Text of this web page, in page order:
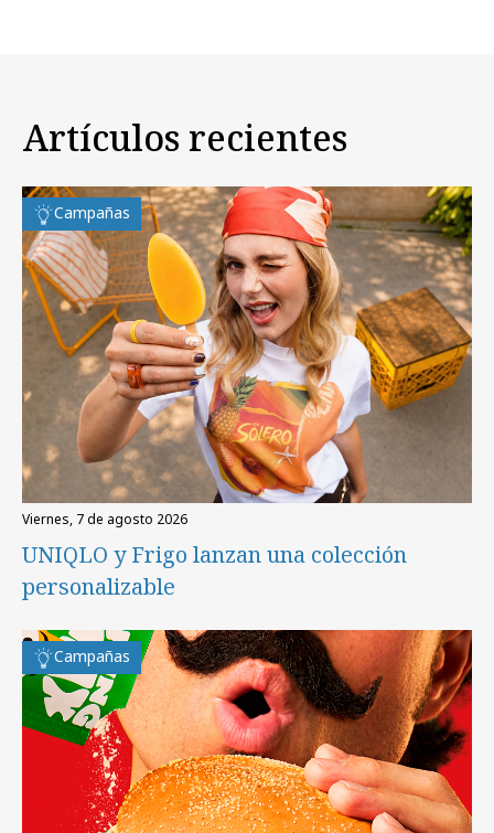
Artículos recientes
Campañas
viernes, 7 de agosto 2026
UNIQLO y Frigo lanzan una colección
personalizable
Campañas